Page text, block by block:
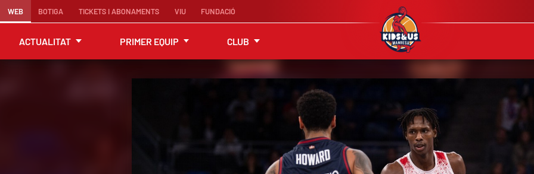
WEB BOTIGA TICKETS I ABONAMENTS VIU FUNDACIÓ
ACTUALITAT PRIMER EQUIP CLUB